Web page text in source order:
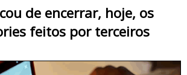
de encerrar, hoje, os
feitos por terceiros